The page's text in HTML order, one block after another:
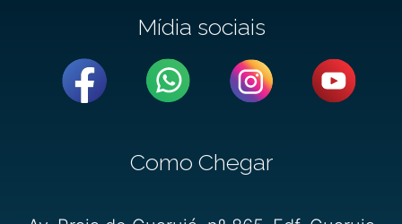
Mídia sociais
Como Chegar